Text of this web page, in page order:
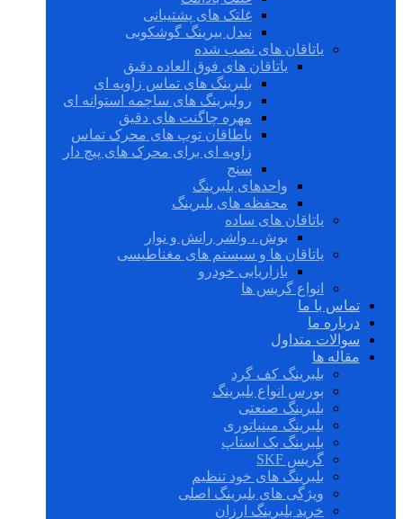
غلتک های پشتیبانی
نیدل بیرینگ گوشکوبی
یاتاقان های نصب شده
یاتاقان های فوق العاده دقیق
بلبرینگ های تماس زاویه ای
رولبرینگ های ساچمه استوانه ای
مهره چاگنت های دقیق
یاطاقان توپ های محرک تماس
زاویه ای برای محرک های پیچ دار
سنج
واحدهای بلبرینگ
محفظه های بلبرینگ
یاتاقان های ساده
بوش ، واشر رانش و نوار
یاتاقان ها و سیستم های مغناطیسی
بازاریابی خودرو
انواع گریس ها
تماس با ما
درباره ما
سوالات متداول
مقاله ها
بلبرینگ کف گرد
بورس انواع بلبرینگ
بلبرینگ صنعتی
بلبرینگ مینیاتوری
بلبرینگ بک استاپ
گریس SKF
بلبرینگ های خود تنظیم
ویژگی های بلبرینگ اصلی
خرید بلبرینگ ارزان